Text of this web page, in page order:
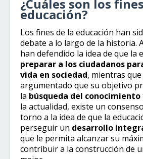
¿Cuáles son los
educación?
Los fines de la educación han
debate a lo largo de la historia.
han defendido la idea de que la
preparar a los ciudadanos
vida en sociedad, mientras
argumentado que su objetivo
la búsqueda del conocimiento
la actualidad, existe un
torno a la idea de que la
perseguir un desarrollo
que le permita alcanzar su
contribuir a la construcción de